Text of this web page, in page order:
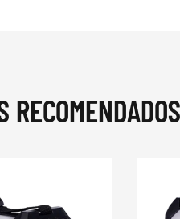
RECOMENDADOS